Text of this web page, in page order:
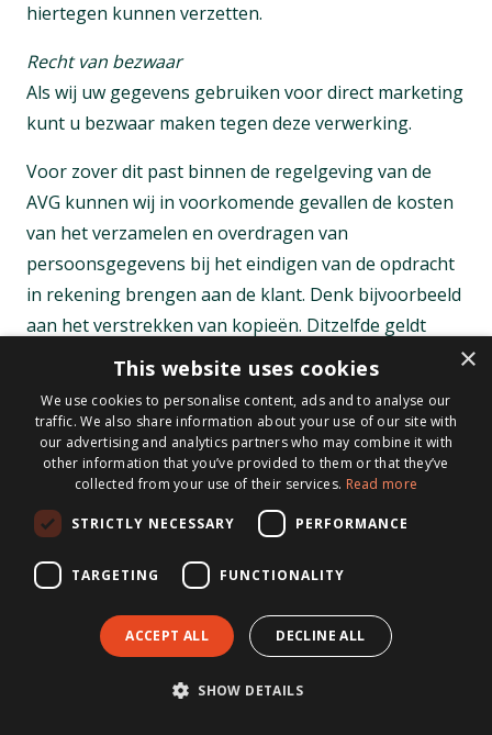
hiertegen kunnen verzetten.
Recht van bezwaar
Als wij uw gegevens gebruiken voor direct marketing
kunt u bezwaar maken tegen deze verwerking.
Voor zover dit past binnen de regelgeving van de
AVG kunnen wij in voorkomende gevallen de kosten
van het verzamelen en overdragen van
persoonsgegevens bij het eindigen van de opdracht
in rekening brengen aan de klant. Denk bijvoorbeeld
aan het verstrekken van kopieën. Ditzelfde geldt
voor de kosten van vernietiging van de
Mogelijke beperkingen in het uitoefenen van uw
rechten op basis van de Algemene Verordening
Gegevensbescherming
Metis Notarissen stelt alles in het werk om te
voldoen aan uw rechten op basis van de Algemene
Verordening Gegevensbescherming. Het kan echter
voorkomen dat deze rechten in conflict zijn met
andere wettelijke bepalingen zoals de Wet op het
notarisambt. Mocht de notaris om die reden niet aan
×
This website uses cookies
We use cookies to personalise content, ads and to analyse our
traffic. We also share information about your use of our site with
our advertising and analytics partners who may combine it with
other information that you’ve provided to them or that they’ve
collected from your use of their services. Read more
STRICTLY NECESSARY PERFORMANCE
TARGETING FUNCTIONALITY
ACCEPT ALL DECLINE ALL
SHOW DETAILS